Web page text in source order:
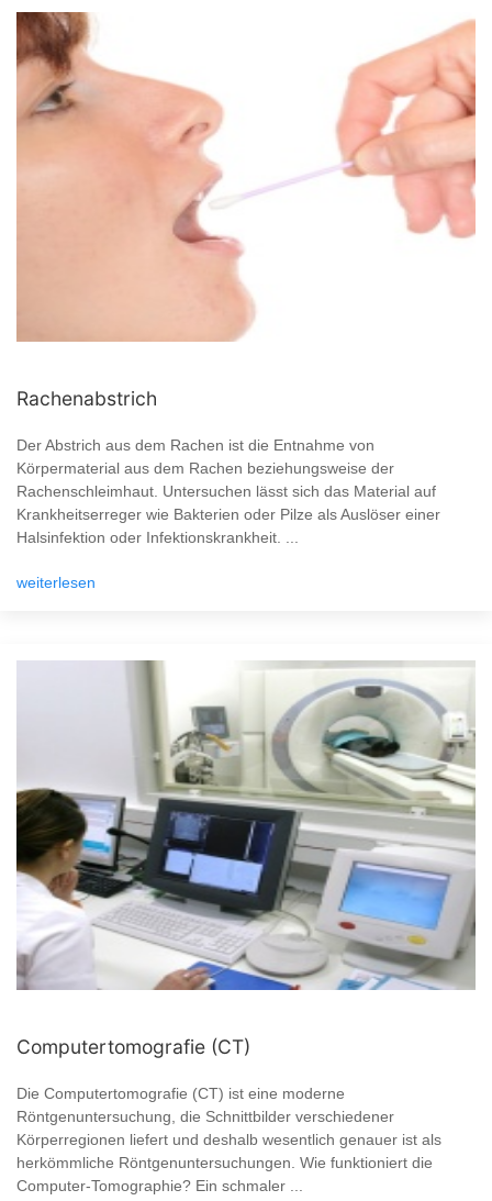
Rachenabstrich
Der Abstrich aus dem Rachen ist die Entnahme von
Körpermaterial aus dem Rachen beziehungsweise der
Rachenschleimhaut. Untersuchen lässt sich das Material auf
Krankheitserreger wie Bakterien oder Pilze als Auslöser einer
Halsinfektion oder Infektionskrankheit. ...
weiterlesen
Computertomografie (CT)
Die Computertomografie (CT) ist eine moderne
Röntgenuntersuchung, die Schnittbilder verschiedener
Körperregionen liefert und deshalb wesentlich genauer ist als
herkömmliche Röntgenuntersuchungen. Wie funktioniert die
Computer-Tomographie? Ein schmaler ...